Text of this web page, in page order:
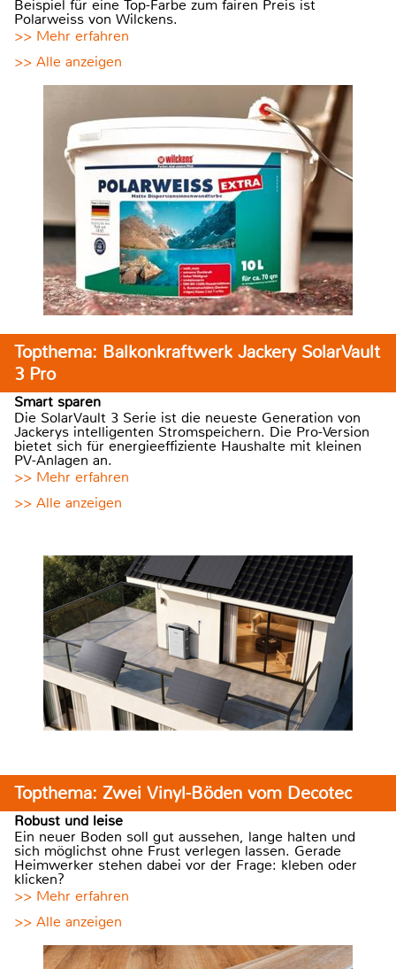
Beispiel für eine Top-Farbe zum fairen Preis ist
Polarweiss von Wilckens.
>> Mehr erfahren
>> Alle anzeigen
Topthema: Balkonkraftwerk Jackery SolarVault
3 Pro
Smart sparen
Die SolarVault 3 Serie ist die neueste Generation von
Jackerys intelligenten Stromspeichern. Die Pro-Version
bietet sich für energieeffiziente Haushalte mit kleinen
PV-Anlagen an.
>> Mehr erfahren
>> Alle anzeigen
Topthema: Zwei Vinyl-Böden vom Decotec
Robust und leise
Ein neuer Boden soll gut aussehen, lange halten und
sich möglichst ohne Frust verlegen lassen. Gerade
Heimwerker stehen dabei vor der Frage: kleben oder
klicken?
>> Mehr erfahren
>> Alle anzeigen